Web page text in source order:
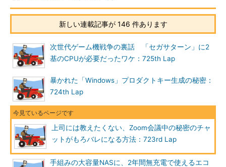
新しい連載記事が 146 件あります
次世代ゲーム機戦争の裏話 「セガサターン」に2
基のCPUが必要だったワケ：725th Lap
暴かれた「Windows」プロダクトキー生成の秘密：
724th Lap
上司には教えたくない、Zoom会議中の秘密のチャ
ットがもろバレになる方法：723rd Lap
手組みの大容量NASに、2年間無充電で使えるエコ